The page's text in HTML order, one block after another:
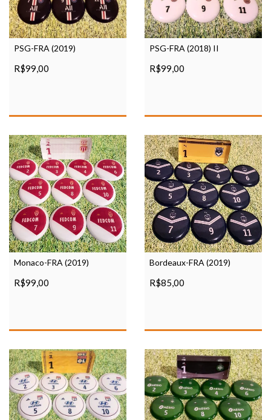
PSG-FRA (2019)
R$99,00
PSG-FRA (2018) II
R$99,00
Monaco-FRA (2019)
R$99,00
Bordeaux-FRA (2019)
R$85,00